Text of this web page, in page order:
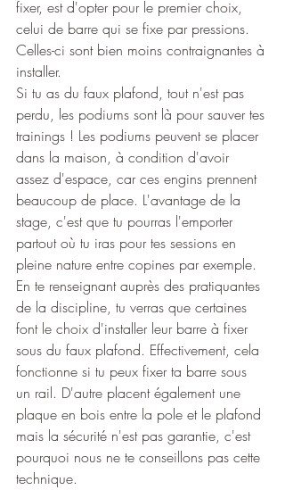
fixer, est d'opter pour le premier choix,
celui de barre qui se fixe par pressions.
Celles-ci sont bien moins contraignantes à
installer.
Si tu as du faux plafond, tout n'est pas
perdu, les podiums sont là pour sauver tes
trainings ! Les podiums peuvent se placer
dans la maison, à condition d'avoir
assez d'espace, car ces engins prennent
beaucoup de place. L'avantage de la
stage, c'est que tu pourras l'emporter
partout où tu iras pour tes sessions en
pleine nature entre copines par exemple.
En te renseignant auprès des pratiquantes
de la discipline, tu verras que certaines
font le choix d'installer leur barre à fixer
sous du faux plafond. Effectivement, cela
fonctionne si tu peux fixer ta barre sous
un rail. D'autre placent également une
plaque en bois entre la pole et le plafond
mais la sécurité n'est pas garantie, c'est
pourquoi nous ne te conseillons pas cette
technique.